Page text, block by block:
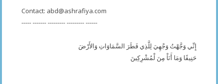
Contact: abd@ashrafiya.com
----- ------- --------- --------- ------
إِنِّي وَجَّهْتُ وَجْهِيَ لِلَّذِي فَطَرَ السَّمَاوَاتِ وَالأَرْضَ
حَنِيفًا وَمَا أَنَاْ مِنَ لْمُشْرِكِينَ